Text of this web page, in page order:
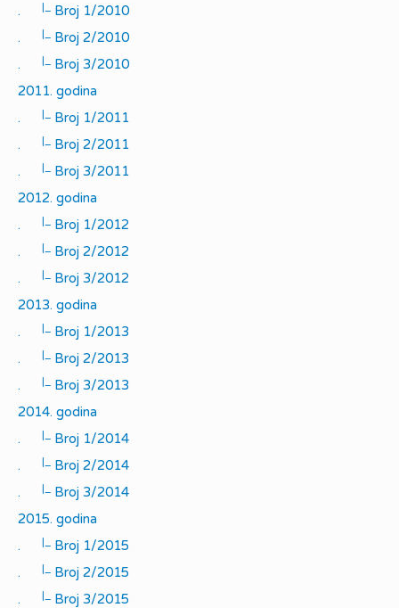
.
|_
Broj 1/2010
.
|_
Broj 2/2010
.
|_
Broj 3/2010
2011. godina
.
|_
Broj 1/2011
.
|_
Broj 2/2011
.
|_
Broj 3/2011
2012. godina
.
|_
Broj 1/2012
.
|_
Broj 2/2012
.
|_
Broj 3/2012
2013. godina
.
|_
Broj 1/2013
.
|_
Broj 2/2013
.
|_
Broj 3/2013
2014. godina
.
|_
Broj 1/2014
.
|_
Broj 2/2014
.
|_
Broj 3/2014
2015. godina
.
|_
Broj 1/2015
.
|_
Broj 2/2015
.
|_
Broj 3/2015